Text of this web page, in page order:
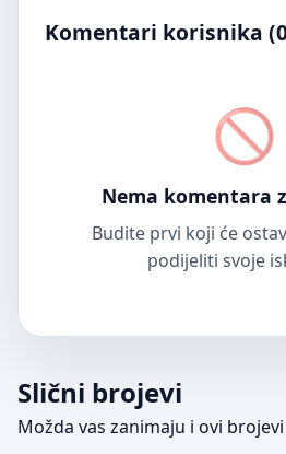
Komentari korisnika (
Nema komentara
Budite prvi koji će
podijeliti svoje
Slični brojevi
Možda vas zanimaju i ovi brojevi